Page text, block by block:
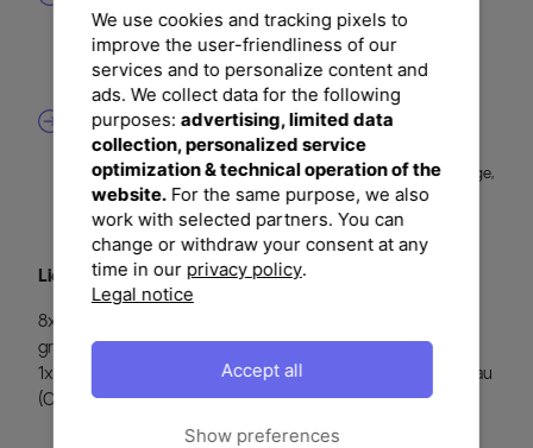
Die pulverbeschichteten Aluminiumrahmen sind rostfrei,
korrosionsbeständig und daher sicher vor vorzeitiger
Verwitterung. Deshalb tafeln Sie sehr stabil und
komfortabel und haben lange Freude an Ihrem neuen
Möbel-Set.
Pflegeleicht und wetterfest
Dank der hochwertigen Materialien können Sie die Möbel
das ganze Jahr über ohne Probleme nutzen. Mit einer
regelmäßigen, jedoch nicht sonderlich zeitintensiven Pflege,
haben Sie ganz besonders lange Freude daran.
Lieferumfang
8x SIENA GARDEN Corido Dining Sessel Move, charcoal
grey (H16693)
1x SIENA GARDEN Ausziehtisch Sincro, anthrazit/naturgrau
(C31057)
We use cookies and tracking pixels to
improve the user-friendliness of our
services and to personalize content and
ads. We collect data for the following
purposes: advertising, limited data
collection, personalized service
optimization & technical operation of the
website.For the same purpose, we also
work with selected partners. You can
change or withdraw your consent at any
time in our privacy policy.
Legal notice
Show preferences
Accept all